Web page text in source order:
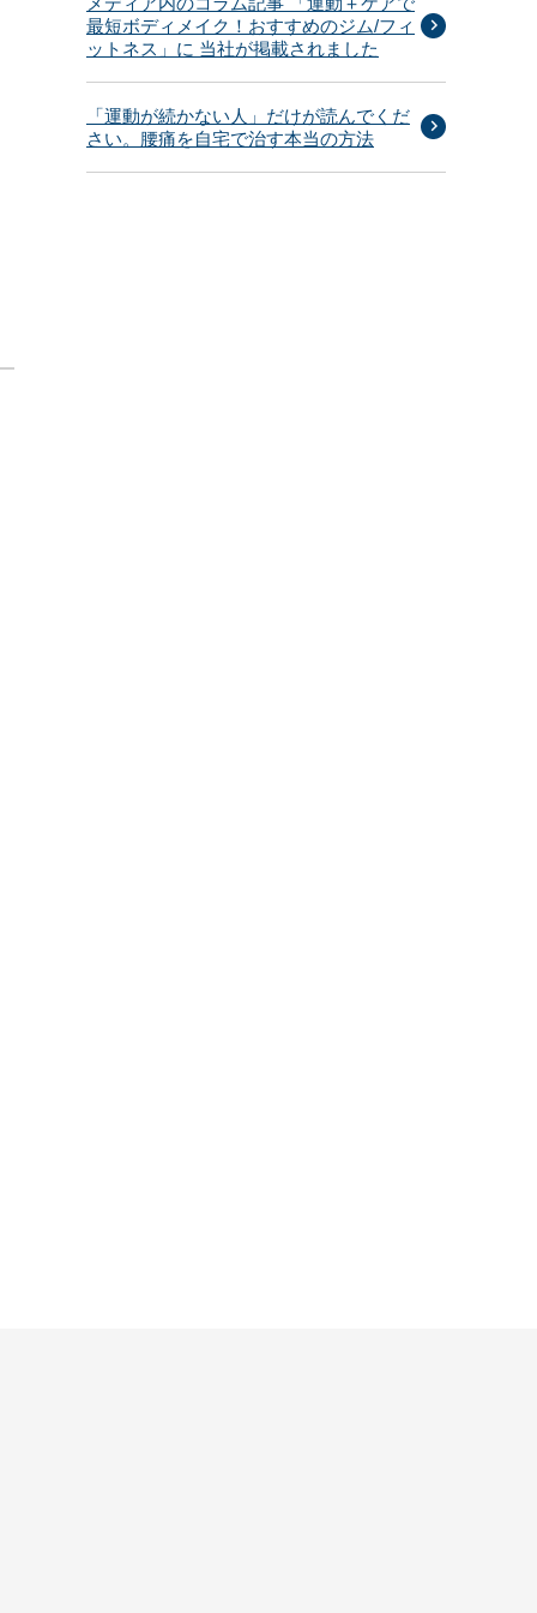
最短ボディメイク！おすすめのジム/フィ
ットネス」に 当社が掲載されました
「運動が続かない人」だけが読んでくだ
さい。腰痛を自宅で治す本当の方法